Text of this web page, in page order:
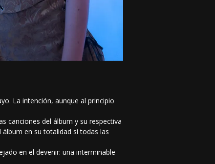
La intención, aunque al principio
canciones del álbum y su respectiva
en su totalidad si todas las
en el devenir: una interminable